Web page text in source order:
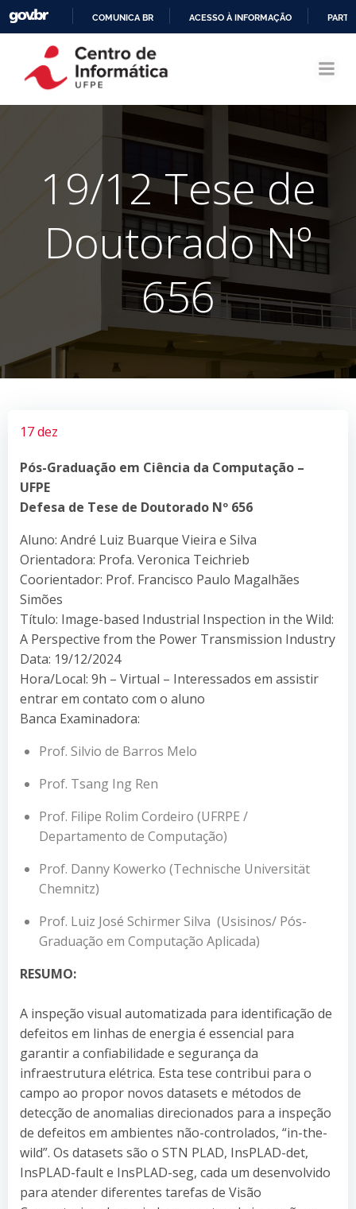
CONTEÚDO
COMUNICA BR ACESSO À INFORMAÇÃO
19/12 Tese de
Doutorado Nº
656
17 dez
Pós-Graduação em Ciência da Computação –
UFPE
Defesa de Tese de Doutorado Nº 656
Aluno: André Luiz Buarque Vieira e Silva
Orientadora: Profa. Veronica Teichrieb
Coorientador: Prof. Francisco Paulo Magalhães
Simões
Título: Image-based Industrial Inspection in the Wild:
A Perspective from the Power Transmission Industry
Data: 19/12/2024
Hora/Local: 9h – Virtual – Interessados em assistir
entrar em contato com o aluno
Banca Examinadora:
Prof. Silvio de Barros Melo
Prof. Tsang Ing Ren
Prof. Filipe Rolim Cordeiro (UFRPE /
Departamento de Computação)
Prof. Danny Kowerko (Technische Universität
Chemnitz)
Prof. Luiz José Schirmer Silva (Usisinos/ Pós-
Graduação em Computação Aplicada)
RESUMO:
A inspeção visual automatizada para identificação de
defeitos em linhas de energia é essencial para
garantir a confiabilidade e segurança da
infraestrutura elétrica. Esta tese contribui para o
campo ao propor novos datasets e métodos de
detecção de anomalias direcionados para a inspeção
de defeitos em ambientes não-controlados, “in-the-
wild”. Os datasets são o STN PLAD, InsPLAD-det,
InsPLAD-fault e InsPLAD-seg, cada um desenvolvido
para atender diferentes tarefas de Visão